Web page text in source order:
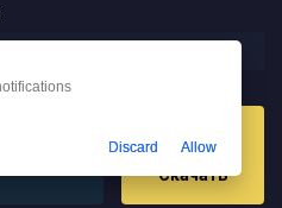
Скачать
Discard Allow